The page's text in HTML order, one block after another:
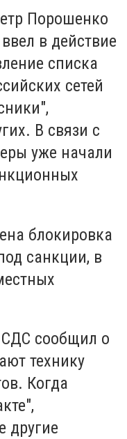
Порошенко
в действие
списка
сетей
В связи с
уже начали
блокировка
санкции, в
СДС сообщил о
технику
Когда
другие